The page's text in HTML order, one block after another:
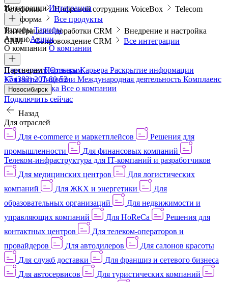
Телефония Цифровой сотрудник VoiceBox
Telecom
платформа
Все продукты
ИнтеграцииИнтеграции
Интеграции и доработки CRM
Внедрение и настройка
CRM
Сопровождение CRM Все интеграции
ТарифыТарифы
АкцииАкции
О компании О компании
Пресс-центрОтзывыКарьера Раскрытие информации
КонтактыЛицензии Международная деятельность Комплаенс
и деловая этика Все о компании
ПартнерамПартнерам
+7 (383) 207-80-52
Новосибирск
Подключить сейчас
Назад
Для отраслей
Для e-commerce и маркетплейсов
Решения для
промышленности
Для финансовых компаний
Телеком-инфраструктура для IT-компаний и разработчиков
Для медицинских центров
Для логистических
компаний
Для ЖКХ и энергетики
Для
образовательных организаций
Для недвижимости и
управляющих компаний
Для HoReCa
Решения для
контактных центров
Для телеком-операторов и
провайдеров
Для автодилеров
Для салонов красоты
Для служб доставки
Для франшиз и сетевого бизнеса
Для автосервисов
Для туристических компаний